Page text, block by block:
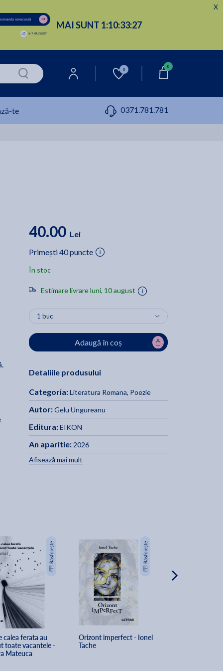
MAI SUNT 1:10:33:26
X
0
0
te 0371.781.781
40.00 Lei
Primești 40 puncte
În stoc
Estimare livrare luni, 10 august
Adaugă în coș
Detaliile produsului
Categoria:Literatura Romana, Poezie
Autor:Gelu Ungureanu
Editura:EIKON
An aparitie:2026
Afisează mai mult
calea ferata au
toate vacantele -
Mateuca
Orizont imperfect - Ionel
Tache